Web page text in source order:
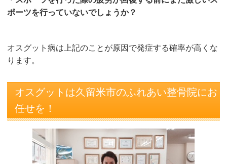
ポーツを行っていないでしょうか？
オスグット病は上記のことが原因で発症する確率が高くな
ります。
オスグットは久留米市のふれあい整骨院にお
任せを！